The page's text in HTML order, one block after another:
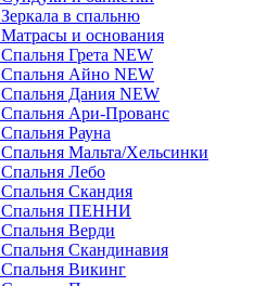
Зеркала в спальню
Матрасы и основания
Спальня Грета NEW
Спальня Айно NEW
Спальня Дания NEW
Спальня Ари-Прованс
Спальня Рауна
Спальня Мальта/Хельсинки
Спальня Лебо
Спальня Скандия
Спальня ПЕННИ
Спальня Верди
Спальня Скандинавия
Спальня Викинг